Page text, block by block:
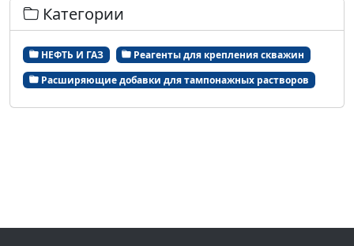
Категории
НЕФТЬ И ГАЗ
Реагенты для крепления скважин
Расширяющие добавки для тампонажных растворов